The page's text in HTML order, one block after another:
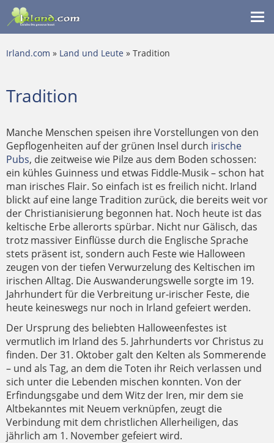
Irland.com » Land und Leute » Tradition
Tradition
Manche Menschen speisen ihre Vorstellungen von den
Gepflogenheiten auf der grünen Insel durch irische
Pubs, die zeitweise wie Pilze aus dem Boden schossen:
ein kühles Guinness und etwas Fiddle-Musik – schon hat
man irisches Flair. So einfach ist es freilich nicht. Irland
blickt auf eine lange Tradition zurück, die bereits weit vor
der Christianisierung begonnen hat. Noch heute ist das
keltische Erbe allerorts spürbar. Nicht nur Gälisch, das
trotz massiver Einflüsse durch die Englische Sprache
stets präsent ist, sondern auch Feste wie Halloween
zeugen von der tiefen Verwurzelung des Keltischen im
irischen Alltag. Die Auswanderungswelle sorgte im 19.
Jahrhundert für die Verbreitung ur-irischer Feste, die
heute keineswegs nur noch in Irland gefeiert werden.
Der Ursprung des beliebten Halloweenfestes ist
vermutlich im Irland des 5. Jahrhunderts vor Christus zu
finden. Der 31. Oktober galt den Kelten als Sommerende
– und als Tag, an dem die Toten ihr Reich verlassen und
sich unter die Lebenden mischen konnten. Von der
Erfindungsgabe und dem Witz der Iren, mir dem sie
Altbekanntes mit Neuem verknüpfen, zeugt die
Verbindung mit dem christlichen Allerheiligen, das
jährlich am 1. November gefeiert wird.